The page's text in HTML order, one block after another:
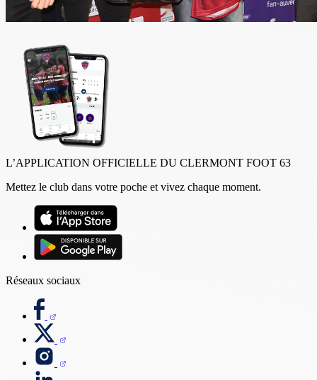
L’APPLICATION OFFICIELLE DU CLERMONT FOOT 63
Mettez le club dans votre poche et vivez chaque moment.
Réseaux sociaux